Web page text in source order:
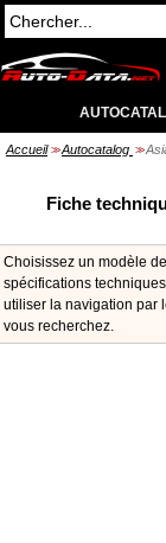
Accueil >> Autocatalog >>
Fiche
Choisissez un modèle de
spécifications
utiliser la navigation par
vous recherchez.